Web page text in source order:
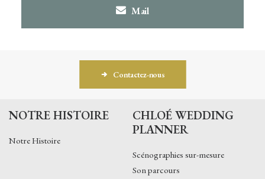
Mail
Contactez-nous
NOTRE HISTOIRE
Notre Histoire
CHLOÉ WEDDING
PLANNER
Scénographies sur-mesure
Son parcours